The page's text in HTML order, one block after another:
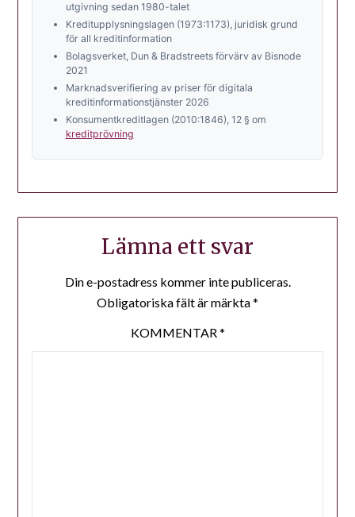
utgivning sedan 1980-talet
Kreditupplysningslagen (1973:1173), juridisk grund
för all kreditinformation
Bolagsverket, Dun & Bradstreets förvärv av Bisnode
2021
Marknadsverifiering av priser för digitala
kreditinformationstjänster 2026
Konsumentkreditlagen (2010:1846), 12 § om
kreditprövning
Lämna ett svar
Din e-postadress kommer inte publiceras.
Obligatoriska fält är märkta*
KOMMENTAR *